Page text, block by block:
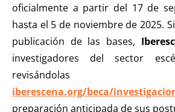
oficialmente a partir del 17 de
hasta el 5 de noviembre de 2025.
publicación de las bases,
investigadores del sector
iberescena.org/beca/
preparación anticipada de sus